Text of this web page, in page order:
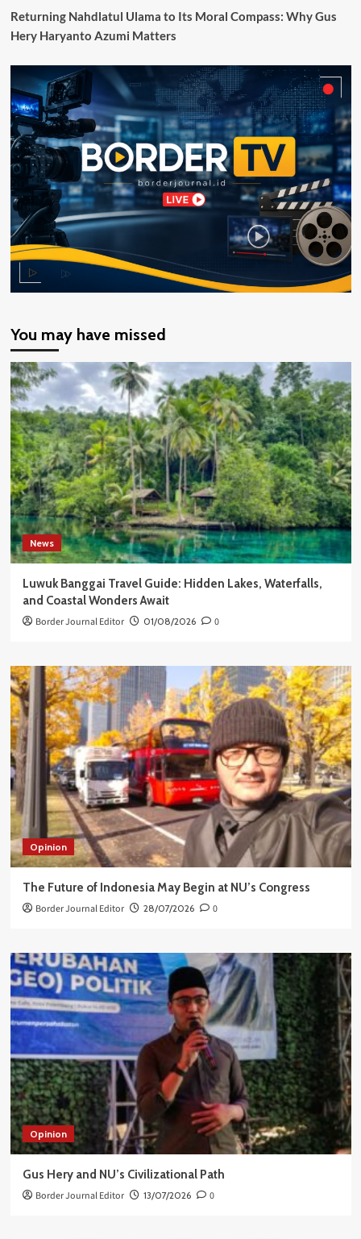
Returning Nahdlatul Ulama to Its Moral Compass: Why Gus
Hery Haryanto Azumi Matters
You may have missed
News
Luwuk Banggai Travel Guide: Hidden Lakes, Waterfalls,
and Coastal Wonders Await
Border Journal Editor 01/08/2026 0
Opinion
The Future of Indonesia May Begin at NU’s Congress
Border Journal Editor 28/07/2026 0
Opinion
Gus Hery and NU’s Civilizational Path
Border Journal Editor 13/07/2026 0